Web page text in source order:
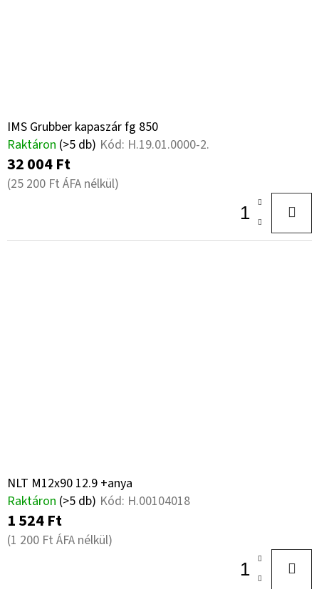
IMS Grubber kapaszár fg 850
Raktáron (>5 db) Kód: H.19.01.0000-2.
32 004 Ft
(25 200 Ft ÁFA nélkül)
NLT M12x90 12.9 +anya
Raktáron (>5 db) Kód: H.00104018
1 524 Ft
(1 200 Ft ÁFA nélkül)